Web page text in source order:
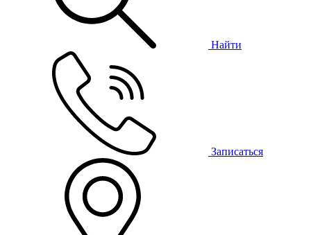
Найти
Записаться